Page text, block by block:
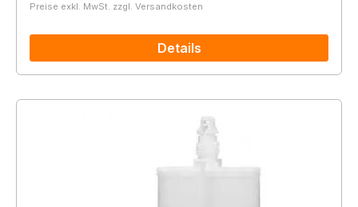
Preise exkl. MwSt. zzgl. Versandkosten
Details